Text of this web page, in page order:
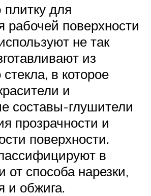
для
поверхности
не так
из
в которое
и
составы-глушители
прозрачности и
поверхности.
в
от способа нарезки,
и обжига.